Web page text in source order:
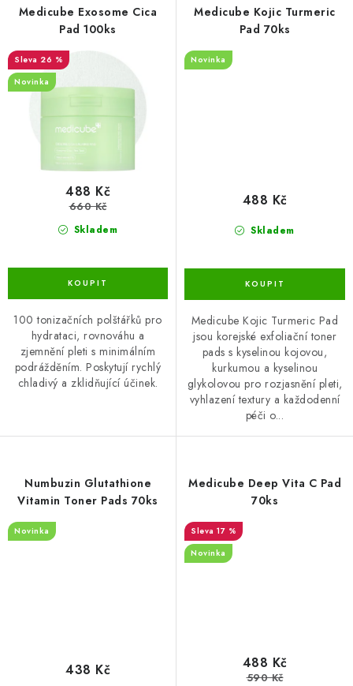
Medicube Exosome Cica
Pad 100ks
26 %
Novinka
Skladem
488 Kč
660 Kč
100 tonizačních polštářků pro
hydrataci, rovnováhu a
zjemnění pleti s minimálním
podrážděním. Poskytují rychlý
chladivý a zklidňující účinek.
Medicube Kojic Turmeric
Pad 70ks
Novinka
Skladem
488 Kč
Medicube Kojic Turmeric Pad
jsou korejské exfoliační toner
pads s kyselinou kojovou,
kurkumou a kyselinou
glykolovou pro rozjasnění pleti,
vyhlazení textury a každodenní
péči o...
Numbuzin Glutathione
Vitamin Toner Pads 70ks
Novinka
438 Kč
Medicube Deep Vita C Pad
70ks
17 %
Novinka
488 Kč
590 Kč